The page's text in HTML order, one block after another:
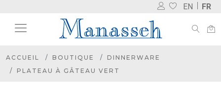
EN FR
ACCUEIL BOUTIQUE
DINNERWARE
PLATEAU À GÂTEAU VERT